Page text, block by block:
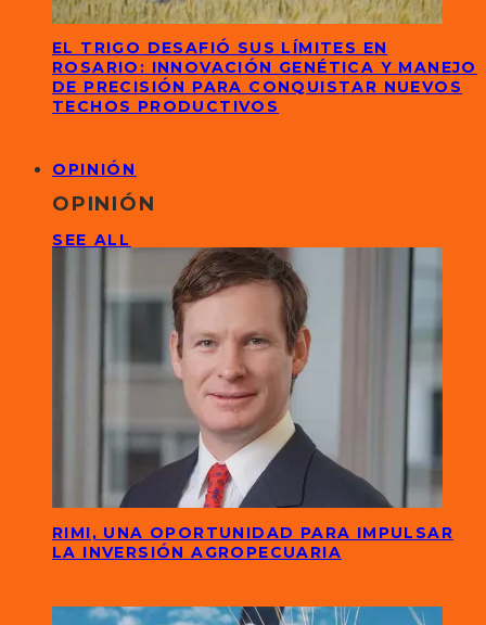
EL TRIGO DESAFIÓ SUS LÍMITES EN
ROSARIO: INNOVACIÓN GENÉTICA Y MANEJO
DE PRECISIÓN PARA CONQUISTAR NUEVOS
TECHOS PRODUCTIVOS
OPINIÓN
OPINIÓN
SEE ALL
RIMI, UNA OPORTUNIDAD PARA IMPULSAR
LA INVERSIÓN AGROPECUARIA